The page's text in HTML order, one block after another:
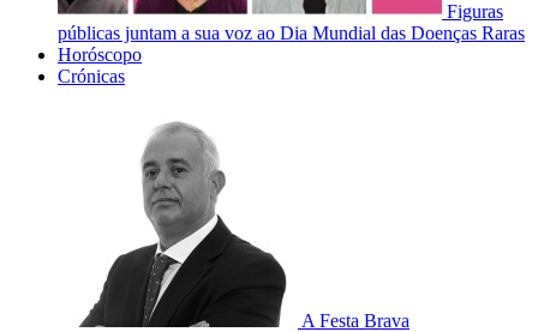
Figuras
públicas juntam a sua voz ao Dia Mundial das Doenças Raras
Horóscopo
Crónicas
A Festa Brava